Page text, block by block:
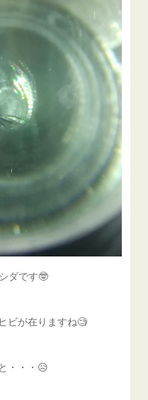
ダです🤓
ビが在りますね🧐
・・・😥